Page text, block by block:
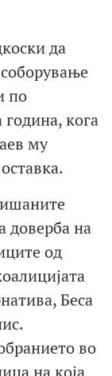
да
по
кога
му
доверба на
од
Беса
во
на која